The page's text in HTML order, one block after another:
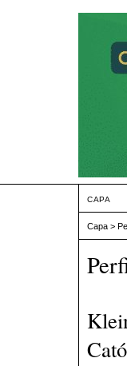
CAPA
Capa >